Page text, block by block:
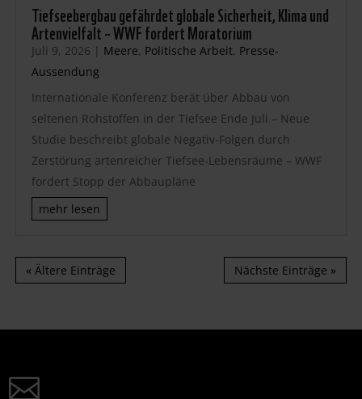
Tiefseebergbau gefährdet globale Sicherheit, Klima und
Artenvielfalt – WWF fordert Moratorium
Juli 9, 2026 | Meere, Politische Arbeit, Presse-
Aussendung
Internationale Konferenz berät über Abbau von
seltenen Rohstoffen in der Tiefsee Ende Juli – Neue
Studie beschreibt globale Negativ-Folgen durch
Zerstörung artenreicher Tiefsee-Lebensräume – WWF
fordert Stopp der Abbaupläne
mehr lesen
« Ältere Einträge Nächste Einträge »